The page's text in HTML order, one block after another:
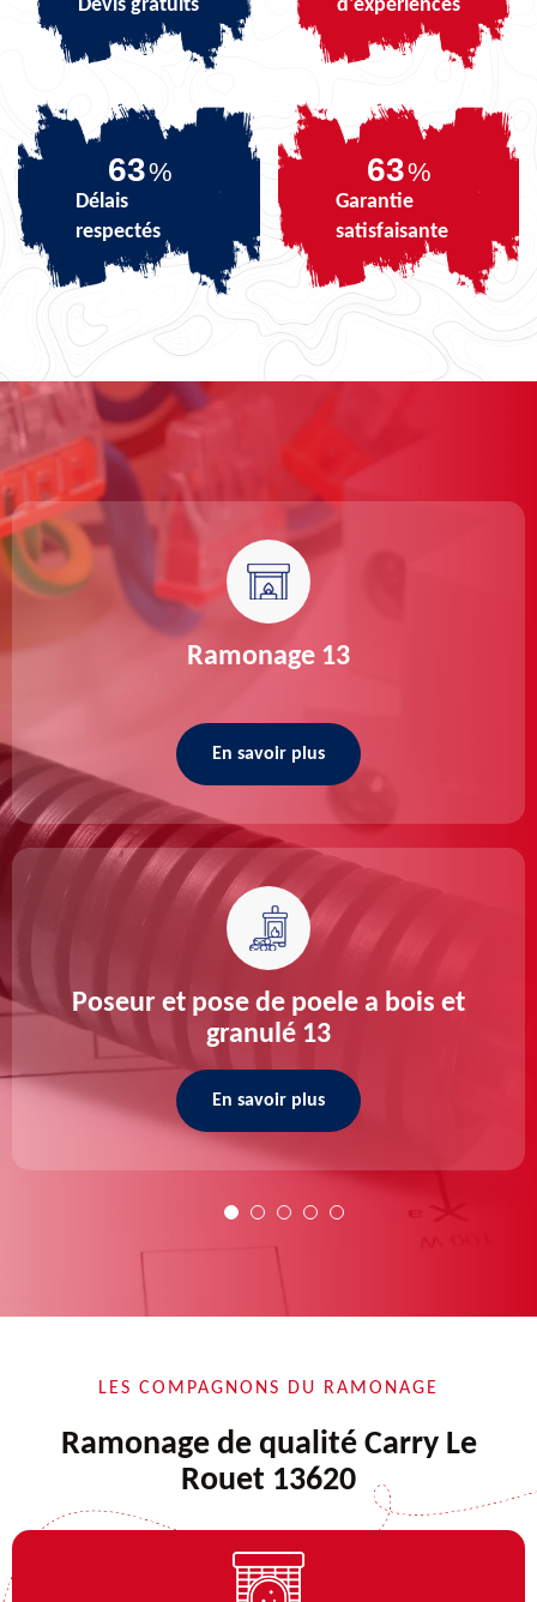
Devis gratuits d'expériences
79%
Délais
respectés
79%
Garantie
satisfaisante
Ramonage 13
En savoir plus
Poseur et pose de poele a bois et
granulé 13
En savoir plus
LES COMPAGNONS DU RAMONAGE
Ramonage de qualité Carry Le
Rouet 13620